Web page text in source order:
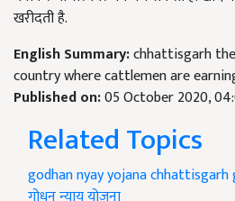
खरीदती है.
English Summary:chhattisgarh
country where cattlemen are
Published on:05 October 2020,
Related Topics
godhan nyay yojanachhattisgarh